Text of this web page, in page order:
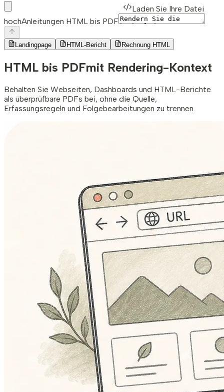
Laden Sie Ihre Datei
hochAnleitungen HTML bis PDF
Landingpage HTML-Bericht Rechnung HTML
HTML bis PDFmit Rendering-Kontext
Behalten Sie Webseiten, Dashboards und HTML-Berichte
als überprüfbare PDFs bei, ohne die Quelle,
Erfassungsregeln und Folgebearbeitungen zu trennen.